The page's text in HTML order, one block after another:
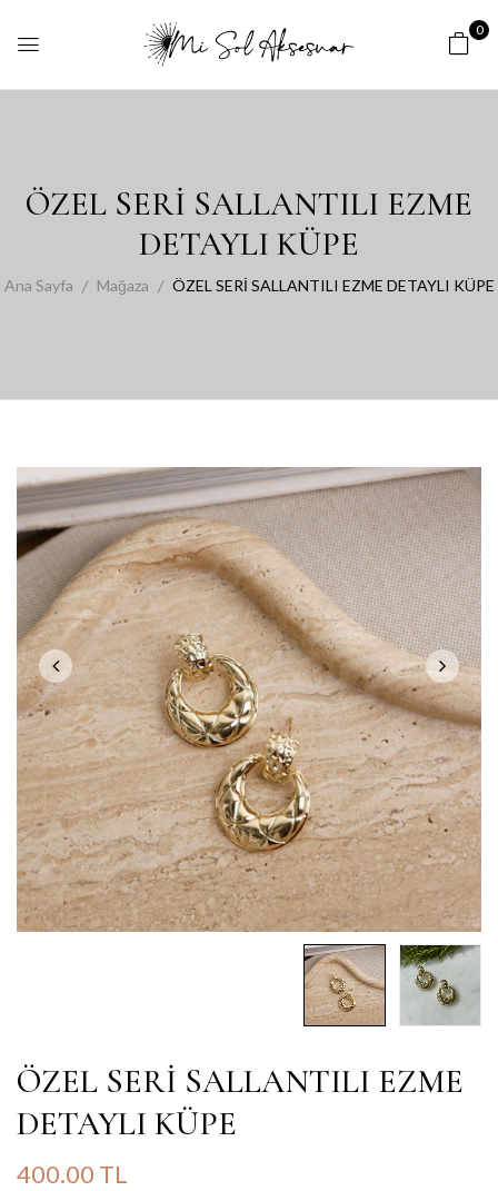
0
ÖZEL SERİ SALLANTILI EZME
DETAYLI KÜPE
Ana Sayfa Mağaza ÖZEL SERİ SALLANTILI EZME DETAYLI KÜPE
ÖZEL SERİ SALLANTILI EZME
DETAYLI KÜPE
400.00 TL